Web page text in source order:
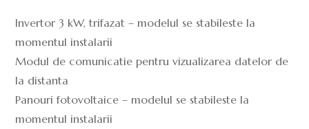
Invertor 3 kW, trifazat – modelul se stabileste la
momentul instalarii
Modul de comunicatie pentru vizualizarea datelor de
la distanta
Panouri fotovoltaice – modelul se stabileste la
momentul instalarii